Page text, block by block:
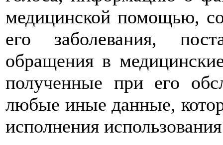
медицинской помощью,
его заболевания,
обращения в
полученные при его
любые иные данные,
исполнения